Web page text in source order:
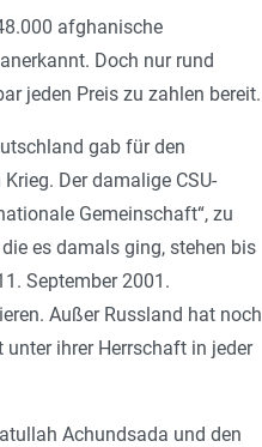
afghanische
Doch nur rund
jeden Preis zu zahlen bereit.
gab für den
Der damalige CSU-
Gemeinschaft“, zu
es damals ging, stehen bis
September 2001.
Außer Russland hat noch
ihrer Herrschaft in jeder
Achundsada und den